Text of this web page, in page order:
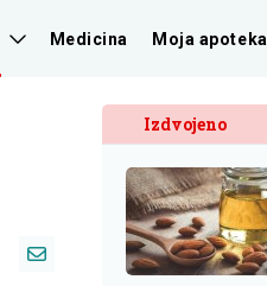
Medicina Moja apoteka
Izdvojeno